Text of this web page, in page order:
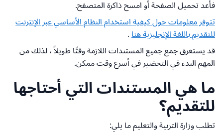
فأعد تحميل الصفحة أو امسح ذاكرة المتصفح.
تتوفر معلومات حول كيفية استخدام النظام الأساسي عبر الإنترنت
للتقديم باللغة الإنجليزية هنا.
قد يستغرق جمع جميع المستندات اللازمة وقتًا طويلاً ، لذلك من
المهم البدء في التحضير في أسرع وقت ممكن.
ما هي المستندات التي أحتاجها
للتقديم؟
تطلب وزارة التربية والتعليم ما يلي: